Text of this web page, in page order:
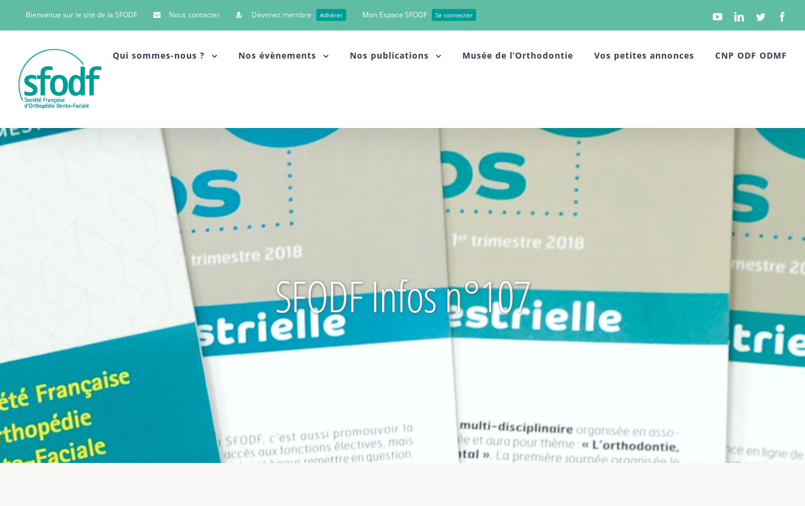
Bienvenue sur le site de la SFODF Nous contacter Devenez membre Adhérer Mon Espace SFODF Se connecter YouTubeLinkedinTwitter
Qui sommes-nous ? Nos évènements Nos publications Musée de l’Orthodontie Vos petites annonces CNP ODF ODMF
SFODF Infos n°107